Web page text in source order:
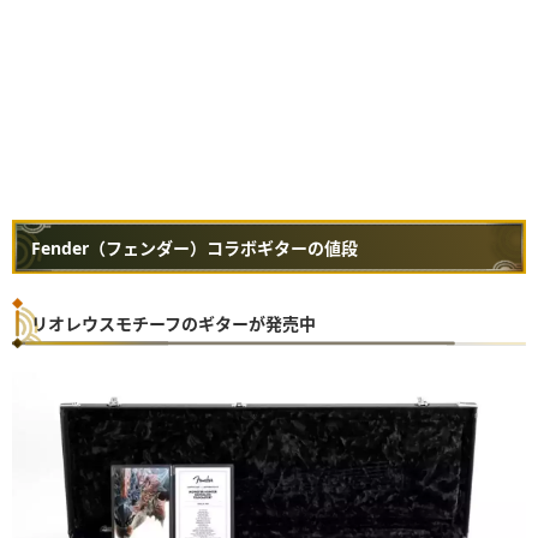
Fender（フェンダー）コラボギターの値段
リオレウスモチーフのギターが発売中